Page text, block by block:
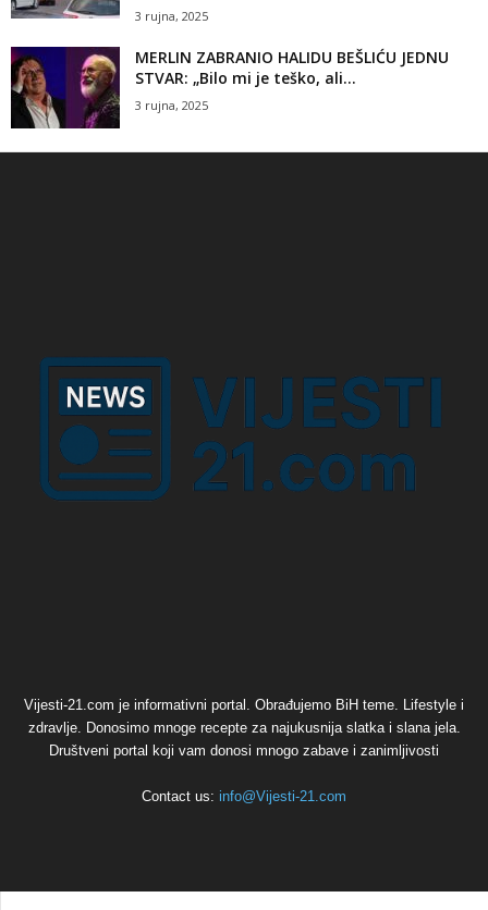
3 rujna, 2025
MERLIN ZABRANIO HALIDU BEŠLIĆU JEDNU
STVAR: „Bilo mi je teško, ali...
3 rujna, 2025
Vijesti-21.com je informativni portal. Obrađujemo BiH teme. Lifestyle i
zdravlje. Donosimo mnoge recepte za najukusnija slatka i slana jela.
Društveni portal koji vam donosi mnogo zabave i zanimljivosti
Contact us: info@Vijesti-21.com